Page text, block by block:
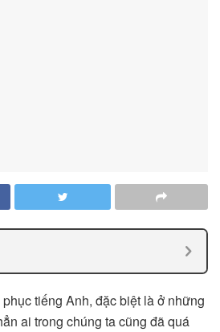
tiếng Anh, đặc biệt là ở những
ai trong chúng ta cũng đã quá